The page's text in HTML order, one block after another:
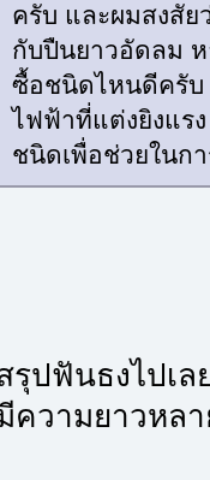
ครับ และผมสงสัย
กับปืนยาวอัดลม
ซื้อชนิดไหนดีครับ
ไฟฟ้าที่แต่งยิงแร
ชนิดเพื่อช่วยในก
รุปฟันธงไปเ
ความยาวหล